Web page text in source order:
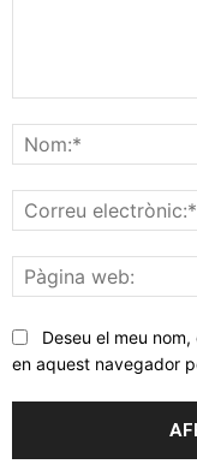
Deseu el meu
en aquest navegador